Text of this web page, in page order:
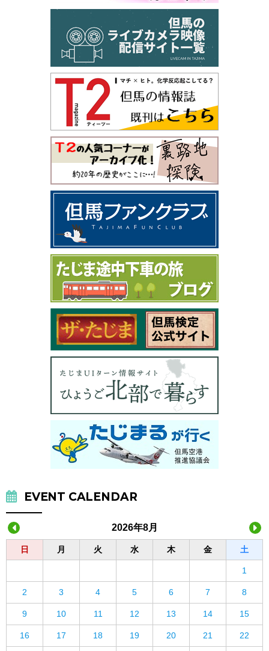
EVENT CALENDAR
2026年8月
日 月 火 水 木 金 土
1
2 3 4 5 6 7 8
9 10 11 12 13 14 15
16 17 18 19 20 21 22